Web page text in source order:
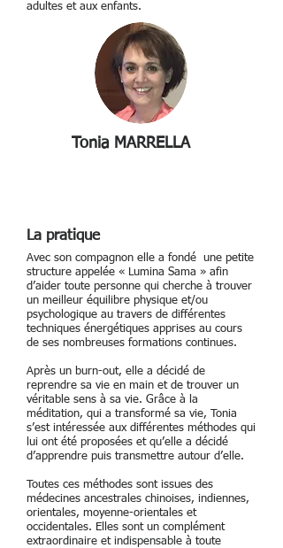
adultes et aux enfants.
Tonia MARRELLA
La pratique
Avec son compagnon elle a fondé une petite
structure appelée « Lumina Sama » afin
d’aider toute personne qui cherche à trouver
un meilleur équilibre physique et/ou
psychologique au travers de différentes
techniques énergétiques apprises au cours
de ses nombreuses formations continues.
Après un burn-out, elle a décidé de
reprendre sa vie en main et de trouver un
véritable sens à sa vie. Grâce à la
méditation, qui a transformé sa vie, Tonia
s’est intéressée aux différentes méthodes qui
lui ont été proposées et qu’elle a décidé
d’apprendre puis transmettre autour d’elle.
Toutes ces méthodes sont issues des
médecines ancestrales chinoises, indiennes,
orientales, moyenne-orientales et
occidentales. Elles sont un complément
extraordinaire et indispensable à toute